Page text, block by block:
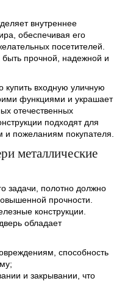
внутреннее
обеспечивая его
посетителей.
быть прочной, надежной и
входную уличную
функциями и украшает
отечественных
подходят для
и пожеланиям покупателя.
металлические
задачи, полотно должно
прочности.
конструкции.
обладает
способность
и закрывании, что